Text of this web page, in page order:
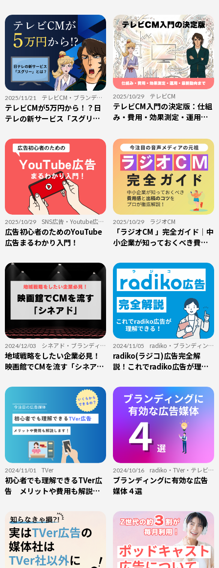
初心者向けに解説
効性とは
2025/11/21 テレビCM ・ ブランディ
ング
テレビCMが5万円から！？日
テレの新サービス「スグリ
2025/10/29 テレビCM
テレビCM入門の決定版：仕組
み・費用・効果測定・運用・
2025/10/29 SNS広告 ・ Youtube広
告・ブランディング
広告初心者のためのYouTube
広告まるわかり入門！
2025/10/29 ラジオCM
「ラジオCM 」完全ガイド｜中
小企業が知っておくべき費用
解説！
2024/12/03 シネアド ・ ブランディン
グ
地域戦略をしたい企業必見！
映画館でCMを流す「シネア
2024/11/05 radiko ・ ブランディン
グ・音声広告
radiko(ラジコ)広告完全解
説！これでradiko広告が理解
2024/11/01 TVer
初心者でも理解できるTVer広
告 メリットや費用も解説し
2024/10/16 radiko ・ TVer・ テレビ
CM・ ブランディング・ラジオCM
ブランディングに有効な広告
媒体４選